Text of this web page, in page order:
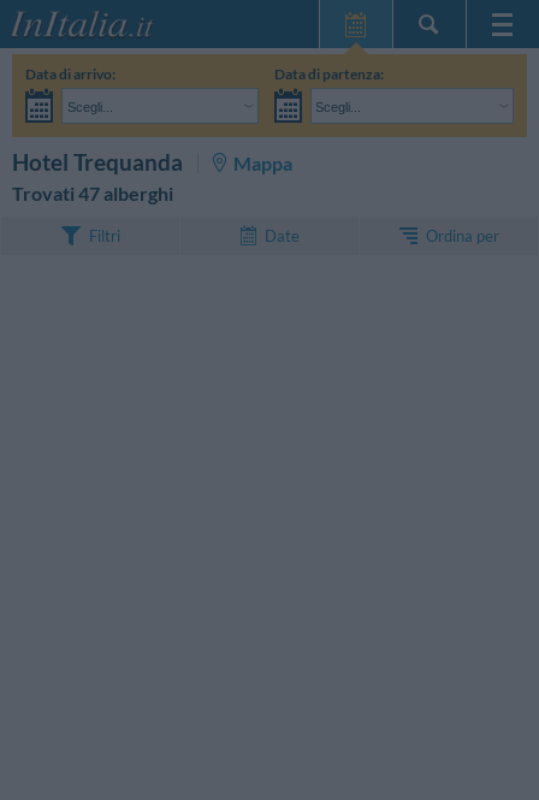
Home Page
Le mie Prenotazioni
InItalia Club
Data di arrivo:
Scegli...
Data di partenza:
Scegli...
Hotel Trequanda
Mappa
Trovati 47 alberghi
Filtri Date Ordina per